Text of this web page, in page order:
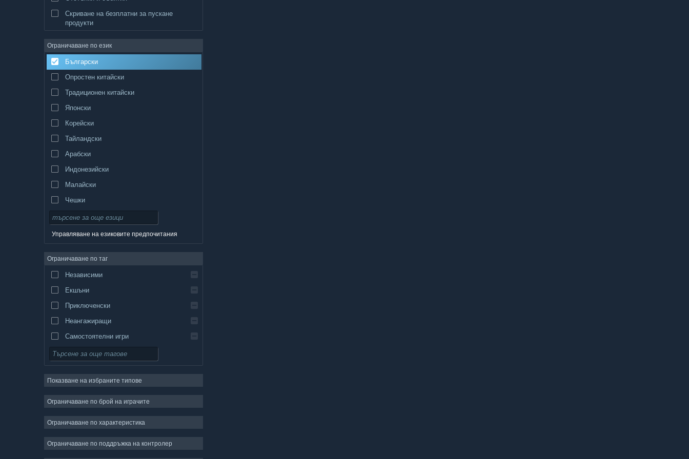
Скриване на безплатни за пускане
продукти
Ограничаване по език
Български
Опростен китайски
Традиционен китайски
Японски
Корейски
Тайландски
Арабски
Индонезийски
Малайски
Чешки
Датски
Испански — Испания
Испански — Латинска Америка
Гръцки
Управляване на езиковите предпочитания
Ограничаване по таг
Независими
Екшъни
Приключенски
Неангажиращи
Самостоятелни игри
Симулации
Стратегии
Двуизмерни
Безплатни за пускане
Показване на избраните типове
Ограничаване по брой на играчите
Ограничаване по характеристика
Ограничаване по поддръжка на контролер